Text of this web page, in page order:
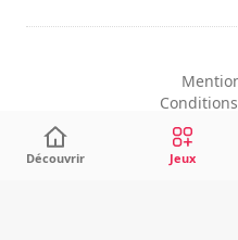
Découvrir Jeux